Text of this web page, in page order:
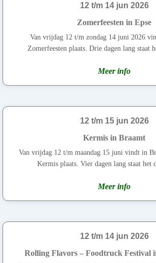
12 t/m 14 jun 2026
Zomerfeesten in Epse
Van vrijdag 12 t/m zondag 14 juni 2026
Zomerfeesten plaats. Drie dagen lang staat
Meer info
12 t/m 15 jun 2026
Kermis in Braamt
Van vrijdag 12 t/m maandag 15 juni vindt in
Kermis plaats. Vier dagen lang staat het
Meer info
12 t/m 14 jun 2026
Rolling Flavors – Foodtruck Festival